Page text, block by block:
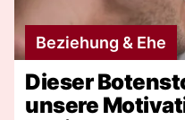
Beziehung & Ehe
Dieser
unsere